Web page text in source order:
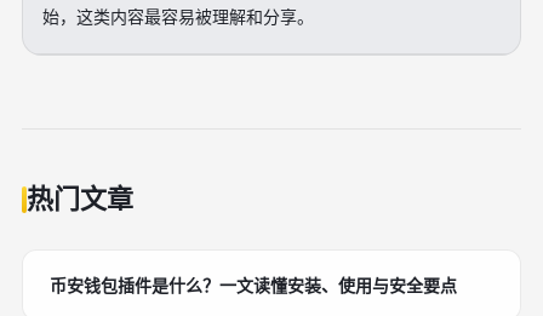
始，这类内容最容易被理解和分享。
热门文章
币安钱包插件是什么？一文读懂安装、使用与安全要点